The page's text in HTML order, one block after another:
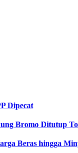
Dipecat
Bromo Ditutup
Beras hingga